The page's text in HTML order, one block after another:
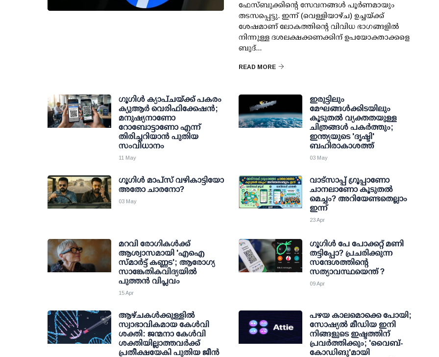
ഫേസ്ബുക്കിന്റെ സേവനങ്ങൾ പൂർണമായും
തടസപ്പെട്ടു. ഇന്ന് (വെള്ളിയാഴ്ച) ഉച്ചയ്ക്ക്
ശേഷമാണ് ലോകത്തിന്റെ വിവിധ ഭാഗങ്ങളിൽ
നിന്നുള്ള ദശലക്ഷക്കണക്കിന് ഉപയോക്താക്കളെ
ബുദ്...
READ MORE
ഗൂഗിള്‍ ക്യാപ്ചയ്ക്ക് പകരം
ക്യുആര്‍ വെരിഫിക്കേഷന്‍;
മനുഷ്യനാണോ
റോബോട്ടാണോ എന്ന്
തിരിച്ചറിയാന്‍ പുതിയ
സംവിധാനം
11 May
ഇരുട്ടിലും
മേഘങ്ങള്‍ക്കിടയിലും
കൂടുതല്‍ വ്യക്തതയുള്ള
ചിത്രങ്ങള്‍ പകര്‍ത്തും;
ഇന്ത്യയുടെ 'ദൃഷ്ടി'
ബഹിരാകാശത്ത്
03 May
ഗൂഗിൾ മാപ്‌സ് വഴികാട്ടിയോ
അതോ ചാരനോ?
03 May
വാട്‌സാപ്പ് ഗ്രൂപ്പാണോ
ചാനലാണോ കൂടുതല്‍
മെച്ചം? അറിയേണ്ടതെല്ലാം
ഇന്ന്
23 Apr
മറവി രോഗികൾക്ക്
ആശ്വാസമായി 'എഐ
സ്മാർട്ട് കണ്ണട'; ആരോഗ്യ
സാങ്കേതികവിദ്യയിൽ
പുത്തൻ വിപ്ലവം
15 Apr
ഗൂഗിള്‍ പേ പോക്കറ്റ് മണി
തട്ടിപ്പോ? പ്രചരിക്കുന്ന
സന്ദേശത്തിന്റെ
സത്യാവസ്ഥയെന്ത് ?
09 Apr
ആഴ്ചകള്‍ക്കുള്ളില്‍
സ്വാഭാവികമായ കേള്‍വി
ശക്തി: ജന്മനാ കേള്‍വി
ശക്തിയില്ലാത്തവര്‍ക്ക്
പ്രതീക്ഷയേകി പുതിയ ജീന്‍
പഴയ കാലമൊക്കെ പോയി;
സോഷ്യല്‍ മീഡിയ ഇനി
നിങ്ങളുടെ ഇഷ്ടത്തിന്
പ്രവര്‍ത്തിക്കും; 'വൈബ്-
കോഡിങു'മായി